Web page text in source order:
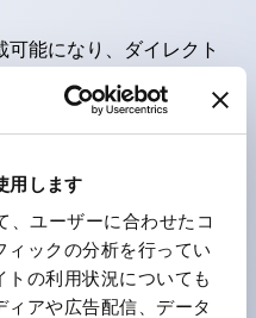
用します
、ユーザーに合わせたコ
ィックの分析を行ってい
トの利用状況についても
アや広告配信、データ
能になり、ダイレクト
まで対応可能になり
を、1色のLED球で各色
。